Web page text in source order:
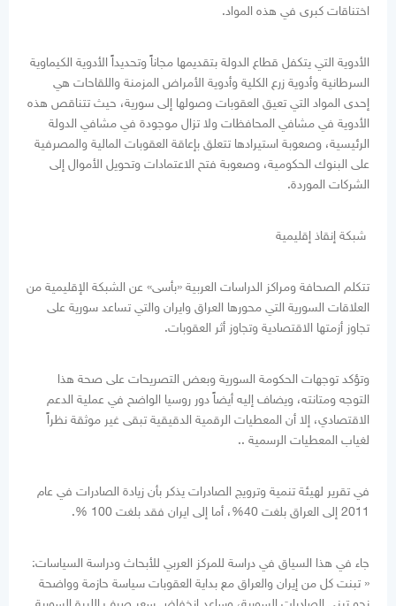
اختناقات كبرى في هذه المواد.
الأدوية التي يتكفل قطاع الدولة بتقديمها مجاناً وتحديداً الأدوية الكيماوية
السرطانية وأدوية زرع الكلية وأدوية الأمراض المزمنة واللقاحات هي
إحدى المواد التي تعيق العقوبات وصولها إلى سورية، حيث تتناقص هذه
الأدوية في مشافي المحافظات ولا تزال موجودة في مشافي الدولة
الرئيسية، وصعوبة استيرادها تتعلق بإعاقة العقوبات المالية والمصرفية
على البنوك الحكومية، وصعوبة فتح الاعتمادات وتحويل الأموال إلى
الشركات الموردة.
شبكة إنقاذ إقليمية
تتكلم الصحافة ومراكز الدراسات العربية «بأسى» عن الشبكة الإقليمية من
العلاقات السورية التي محورها العراق وايران والتي تساعد سورية على
تجاوز أزمتها الاقتصادية وتجاوز أثر العقوبات.
وتؤكد توجهات الحكومة السورية وبعض التصريحات على صحة هذا
التوجه ومتانته، ويضاف إليه أيضاً دور روسيا الواضح في عملية الدعم
الاقتصادي، إلا أن المعطيات الرقمية الدقيقية تبقى غير موثقة نظراً
لغياب المعطيات الرسمية ..
في تقرير لهيئة تنمية وترويج الصادرات يذكر بأن زيادة الصادرات في عام
2011 إلى العراق بلغت 40%، أما إلى ايران فقد بلغت 100 %.
جاء في هذا السياق في دراسة للمركز العربي للأبحاث ودراسة السياسات:
« تبنت كل من إيران والعراق مع بداية العقوبات سياسة حازمة وواضحة